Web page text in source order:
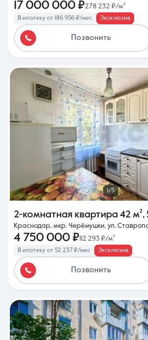
17 000 000 ₽278 232 ₽/м²
В ипотеку от 186 956 ₽/мес Эксклюзив
Позвонить
1/5
2-комнатная квартира 42 м²,
Краснодар, мкр. Черёмушки, ул.
4 750 000 ₽112 293 ₽/м²
В ипотеку от 52 237 ₽/мес Эксклюзив
Позвонить